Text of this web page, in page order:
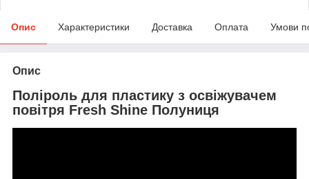
Опис Характеристики Доставка Оплата Умови
Опис
Поліроль для пластику з освіжувачем
повітря Fresh Shine Полуниця